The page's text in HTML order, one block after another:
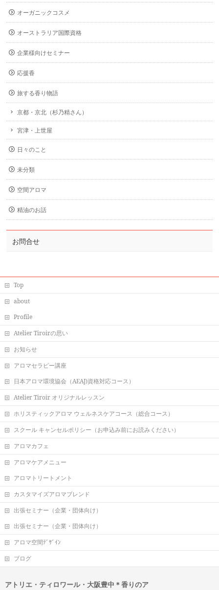
オーガニックコスメ
オーストラリア国際資格
企業様向けセミナー
応援香
旅する香り物語
京都・京北（杉乃精さん）
宮津・上世屋
日々のこと
未分類
空間アロマ
精油のお話
お問合せ
Top
about
Profile
Atelier Tiroirの思い
お知らせ
アロマセラピー講座
日本アロマ環境協会（AEAJ)資格対応コース）
Atelier Tiroir オリジナルレッスン
ホリスティックアロマ ウェルネスケアコース（総合コース）
スクール キャンセルポリシー（お申込み前にお読みください）
アロマカフェ
アロマケアメニュー
アロマトリートメント
カスタマイズアロマブレンド
出張セミナー（企業・団体向け）
出張セミナー（企業・団体向け）
アロマ空間ﾃﾞｻﾞｲﾝ
ブログ
アトリエ・ティロワール・大阪豊中＊香りのア